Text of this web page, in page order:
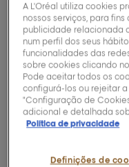
A L'Oréal utiliza cookies
nossos serviços, para
publicidade relacionada
num perfil dos seus
funcionalidades das
sobre cookies clicando
Pode aceitar todos os
configurá-los ou rejeitar
"Configuração de
adicional e detalhada
Política de privacidade
Definições de